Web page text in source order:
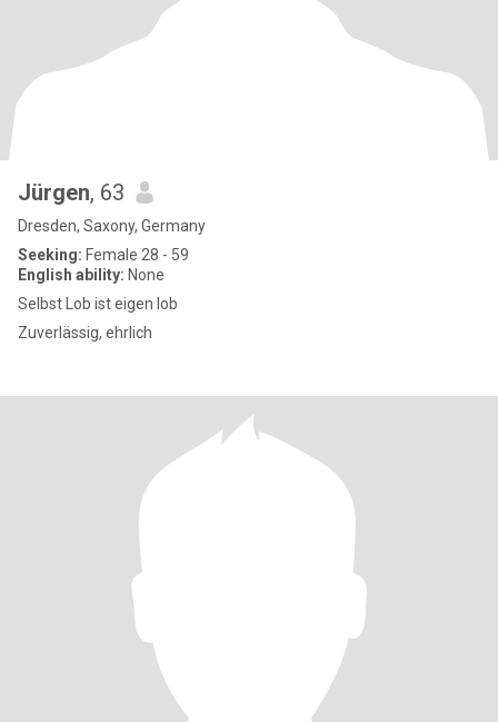
Jürgen, 63
Dresden, Saxony, Germany
Seeking: Female 28 - 59
English ability: None
Selbst Lob ist eigen lob
Zuverlässig, ehrlich